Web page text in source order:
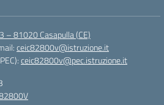
– 81020 Casapulla (CE)
ceic82800v@istruzione.it
ceic82800v@pec.istruzione.it